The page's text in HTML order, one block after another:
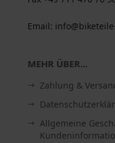
Email:
MEHR ÜBER...
Zahlung &
Allgemeine